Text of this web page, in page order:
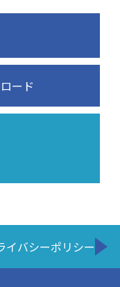
ード
イバシーポリシー